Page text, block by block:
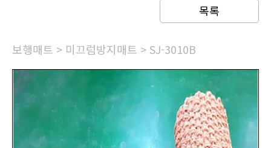
목록
보행매트 > 미끄럼방지매트 > SJ-3010B